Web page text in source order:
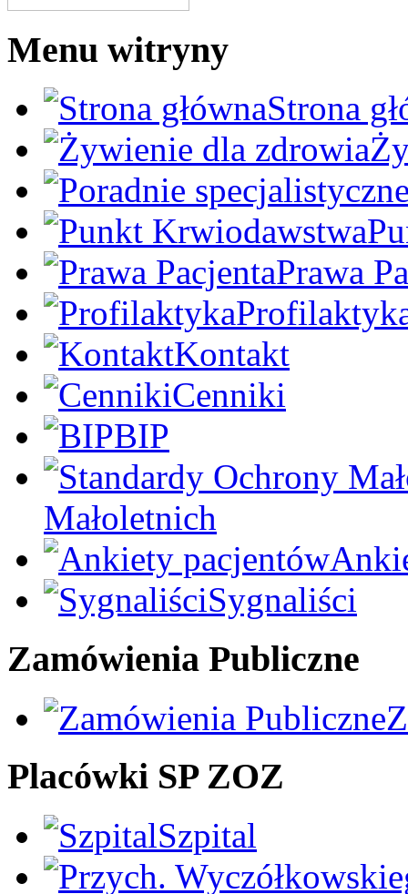
Menu witryny
Strona
Prawa
Kontakt
Cenniki
BIP
Małoletnich
Sygnaliści
Zamówienia Publiczne
Placówki SP ZOZ
Szpital